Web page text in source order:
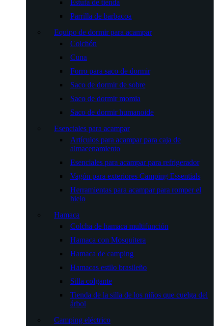
Estufa de tienda
Parrilla de barbacoa
Equipo de dormir para acampar
Colchón
Cuna
Forro para saco de dormir
Saco de dormir de sobre
Saco de dormir momia
Saco de dormir humanoide
Esenciales para acampar
Artículos para acampar para caja de
almacenamiento
Esenciales para acampar para refrigerador
Vagón para exteriores Camping Essentials
Herramientas para acampar para romper el
hielo
Hamaca
Colcha de hamaca multifunción
Hamaca con Mosquitera
Hamaca de camping
Hamacas estilo brasileño
Silla colgante
Tienda de la silla de los niños que cuelga del
árbol
Camping eléctrico